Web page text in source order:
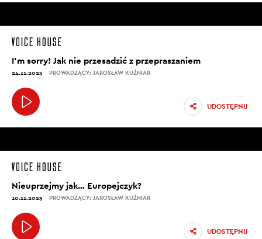
I’m sorry! Jak nie przesadzić z przepraszaniem
24.11.2025 PROWADZĄCY: JAROSŁAW KUŹNIAR
UDOSTĘPNIJ
Nieuprzejmy jak… Europejczyk?
10.11.2025 PROWADZĄCY: JAROSŁAW KUŹNIAR
UDOSTĘPNIJ